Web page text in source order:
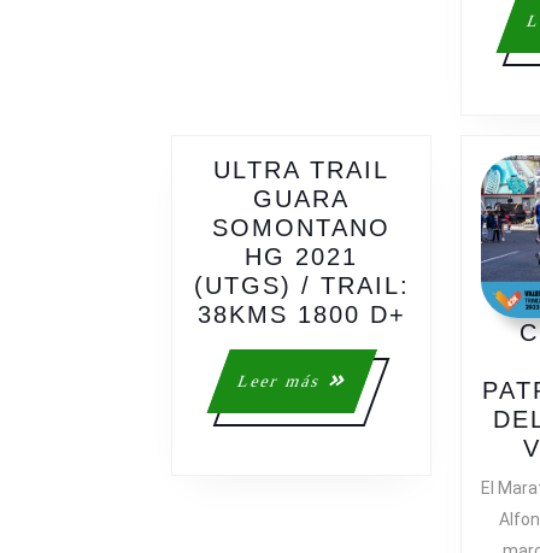
ULTRA TRAIL
GUARA
SOMONTANO
HG 2021
(UTGS) / TRAIL:
38KMS 1800 D+ ULTRA
(UTGS)
Leer más
Leer
más
El